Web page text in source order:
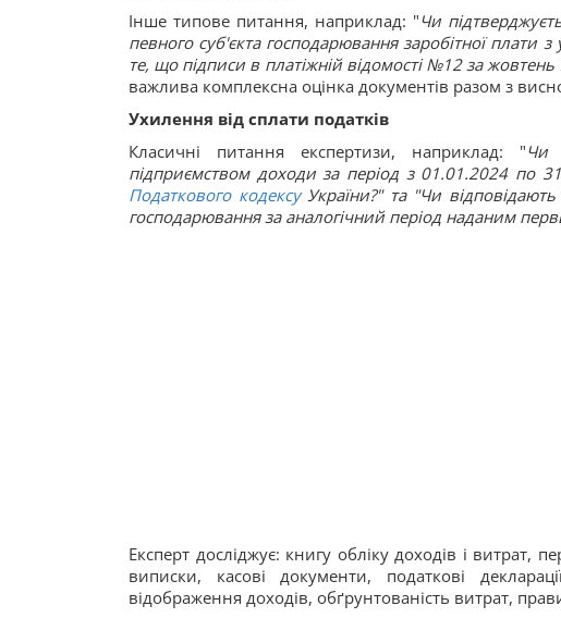
Інше типове питання, наприклад: "Чи
певного суб'єкта господарювання заробітної плати
те, що підписи в платіжній відомості №12 за
важлива комплексна оцінка документів разом з
Ухилення від сплати податків
Класичні питання експертизи, наприклад: "Чи
підприємством доходи за період з 01.01.2024 по
Податкового кодексуУкраїни?" та "Чи
господарювання за аналогічний період наданим
Експерт досліджує: книгу обліку доходів і витрат,
виписки, касові документи, податкові
відображення доходів, обґрунтованість витрат,